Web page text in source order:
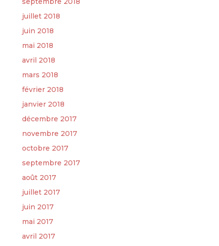
juillet 2018
juin 2018
mai 2018
avril 2018
mars 2018
février 2018
janvier 2018
décembre 2017
novembre 2017
octobre 2017
septembre 2017
août 2017
juillet 2017
juin 2017
mai 2017
avril 2017